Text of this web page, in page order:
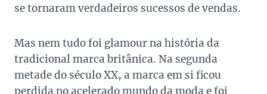
se tornaram verdadeiros sucessos de vendas.
Mas nem tudo foi glamour na história da
tradicional marca britânica. Na segunda
metade do século XX, a marca em si ficou
perdida no acelerado mundo da moda e foi